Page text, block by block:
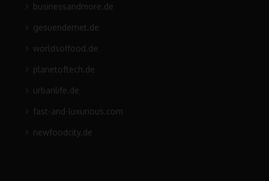
businessandmore.de
gesuendernet.de
worldsoffood.de
planetoftech.de
urbanlife.de
fast-and-luxurious.com
newfoodcity.de